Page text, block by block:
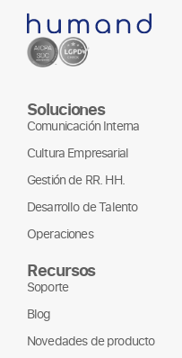
Soluciones
Comunicación Interna
Cultura Empresarial
Gestión de RR. HH.
Desarrollo de Talento
Operaciones
Recursos
Soporte
Blog
Novedades de producto